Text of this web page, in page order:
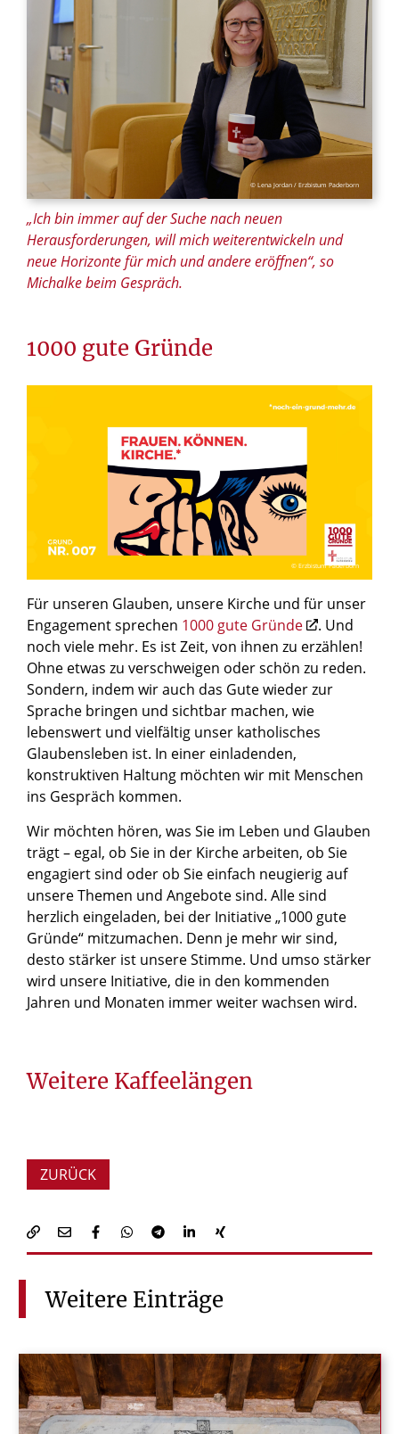
© Lena Jordan / Erzbistum Paderborn
„Ich bin immer auf der Suche nach neuen
Herausforderungen, will mich weiterentwickeln und
neue Horizonte für mich und andere eröffnen“, so
Michalke beim Gespräch.
1000 gute Gründe
© Erzbistum Paderborn
Für unseren Glauben, unsere Kirche und für unser
Engagement sprechen 1000 gute Gründe
. Und
noch viele mehr. Es ist Zeit, von ihnen zu erzählen!
Ohne etwas zu verschweigen oder schön zu reden.
Sondern, indem wir auch das Gute wieder zur
Sprache bringen und sichtbar machen, wie
lebenswert und vielfältig unser katholisches
Glaubensleben ist. In einer einladenden,
konstruktiven Haltung möchten wir mit Menschen
ins Gespräch kommen.
Wir möchten hören, was Sie im Leben und Glauben
trägt – egal, ob Sie in der Kirche arbeiten, ob Sie
engagiert sind oder ob Sie einfach neugierig auf
unsere Themen und Angebote sind. Alle sind
herzlich eingeladen, bei der Initiative „1000 gute
Gründe“ mitzumachen. Denn je mehr wir sind,
desto stärker ist unsere Stimme. Und umso stärker
wird unsere Initiative, die in den kommenden
Jahren und Monaten immer weiter wachsen wird.
Weitere Kaffeelängen
ZURÜCK
Weitere Einträge